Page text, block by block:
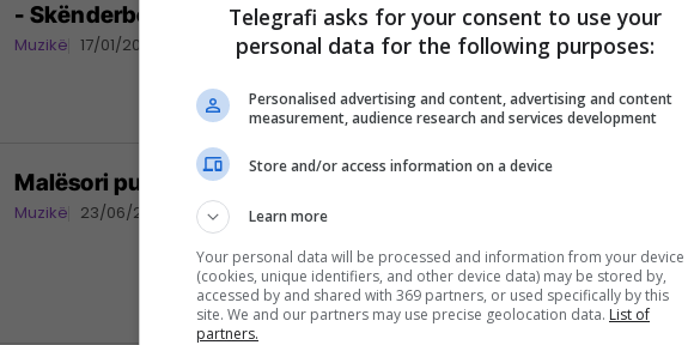
- Skënderbeu (Video)
Muzikë 17/01/2018
Malësori publikon "Plaga e gurbetqarit" (Video)
Muzikë 23/06/2017
Telegrafi asks for your consent to use your
personal data for the following purposes:
Personalised advertising and content, advertising and content
measurement, audience research and services development
Store and/or access information on a device
Learn more
Your personal data will be processed and information from your device
(cookies, unique identifiers, and other device data) may be stored by,
accessed by and shared with 369 partners, or used specifically by this
site. We and our partners may use precise geolocation data. List of
partners.